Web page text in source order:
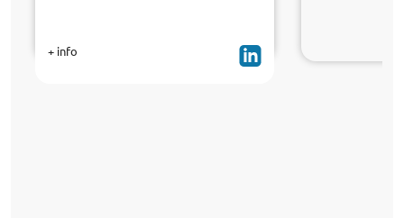
+ info